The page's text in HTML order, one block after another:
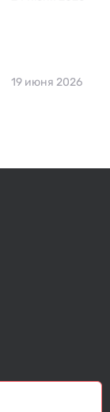
19 июня 2026